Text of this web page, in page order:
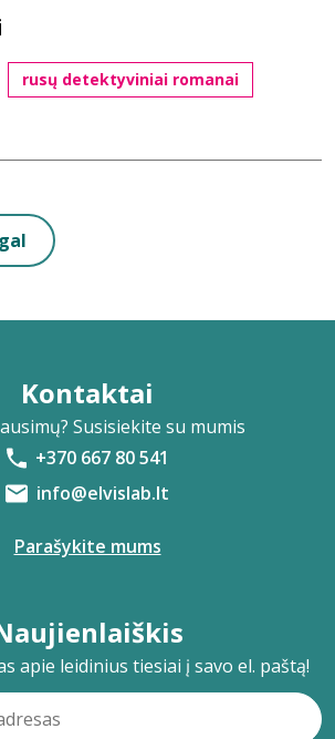
rusų detektyviniai romanai
Kontaktai
Susisiekite su mumis
+370 667 80 541
info@elvislab.lt
Parašykite mums
apie leidinius tiesiai į savo el. paštą!